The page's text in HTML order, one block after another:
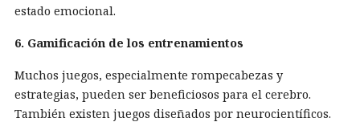
estado emocional.
6. Gamificación de los entrenamientos
Muchos juegos, especialmente rompecabezas y
estrategias, pueden ser beneficiosos para el cerebro.
También existen juegos diseñados por neurocientíficos.